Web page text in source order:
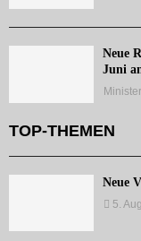
Neue
Juni
TOP-THEMEN
Neue
5.